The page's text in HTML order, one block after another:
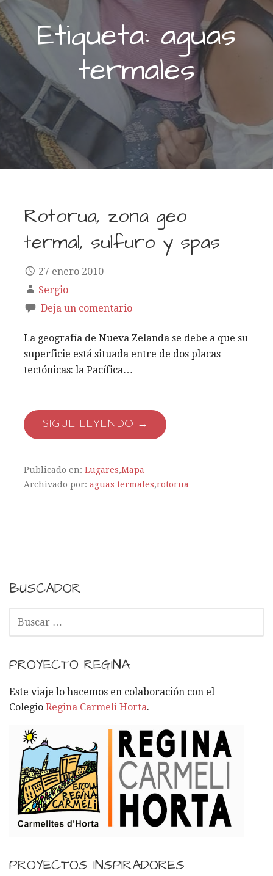
Etiqueta: aguas
termales
Rotorua, zona geo
termal, sulfuro y spas
27 enero 2010
Sergio
Deja un comentario
La geografía de Nueva Zelanda se debe a que su
superficie está situada entre de dos placas
tectónicas: la Pacífica…
SIGUE LEYENDO →
Publicado en: Lugares,Mapa
Archivado por: aguas termales,rotorua
BUSCADOR
C
R
:
PROYECTO REGINA
Este viaje lo hacemos en colaboración con el
Colegio Regina Carmeli Horta.
PROYECTOS INSPIRADORES